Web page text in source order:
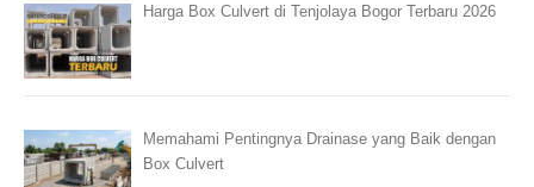
Harga Box Culvert di Tenjolaya Bogor Terbaru 2026
Memahami Pentingnya Drainase yang Baik dengan
Box Culvert